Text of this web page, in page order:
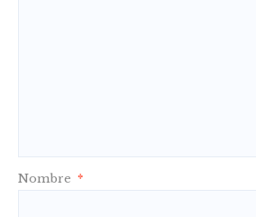
Nombre *